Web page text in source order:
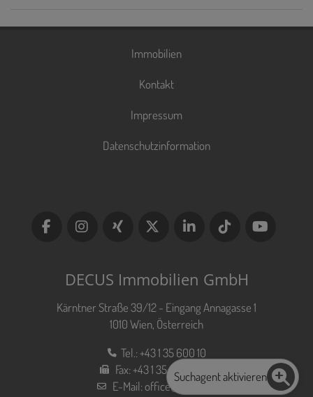
Immobilien
Kontakt
Impressum
Datenschutzinformation
DECUS Immobilien GmbH
Kärntner Straße 39/12 - Eingang Annagasse 1
1010 Wien, Österreich
Tel.:+43 1 35 600 10
Fax:+43 1 35 600 10 80
E-Mail:office@decus.at
Suchagent aktivieren